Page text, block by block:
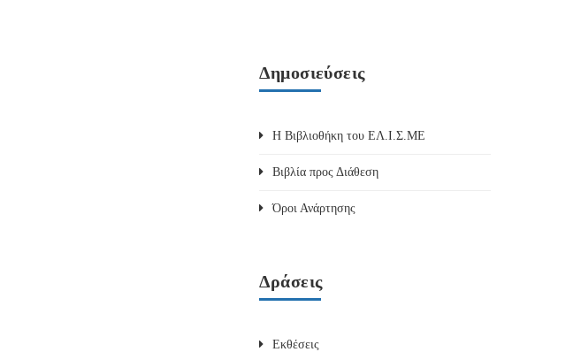
Δημοσιεύσεις
Η Βιβλιοθήκη του ΕΛ.Ι.Σ.ΜΕ
Βιβλία προς Διάθεση
Όροι Ανάρτησης
Δράσεις
Εκθέσεις